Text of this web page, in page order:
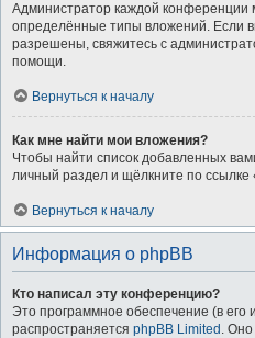
Администратор каждой конференции
определённые типы вложений. Если
разрешены, свяжитесь с
помощи.
Вернуться к началу
Как мне найти мои вложения?
Чтобы найти список добавленных
личный раздел и щёлкните по
Вернуться к началу
Информация о phpBB
Кто написал эту конференцию?
Это программное обеспечение (в его
распространяется phpBB Limited . Оно